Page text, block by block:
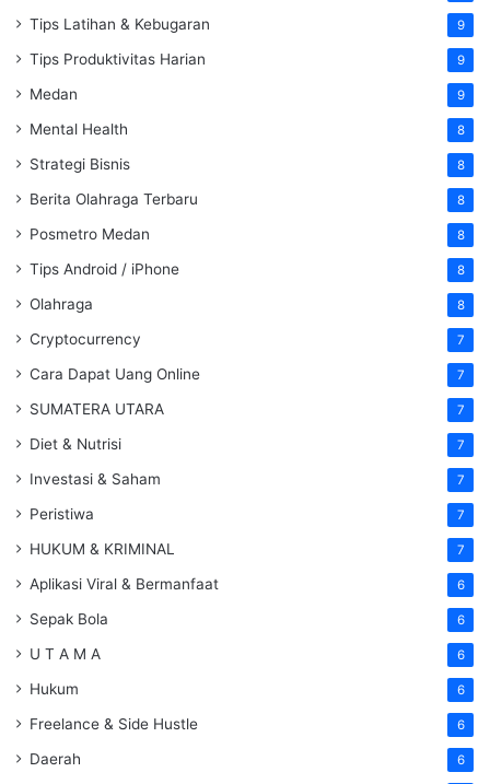
Tips Latihan & Kebugaran 9
Tips Produktivitas Harian 9
Medan 9
Mental Health 8
Strategi Bisnis 8
Berita Olahraga Terbaru 8
Posmetro Medan 8
Tips Android / iPhone 8
Olahraga 8
Cryptocurrency 7
Cara Dapat Uang Online 7
SUMATERA UTARA 7
Diet & Nutrisi 7
Investasi & Saham 7
Peristiwa 7
HUKUM & KRIMINAL 7
Aplikasi Viral & Bermanfaat 6
Sepak Bola 6
U T A M A 6
Hukum 6
Freelance & Side Hustle 6
Daerah 6